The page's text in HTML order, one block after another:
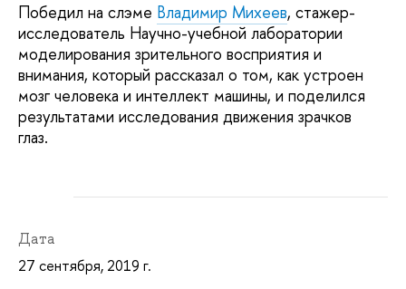
Победил на слэме Владимир Михеев, стажер-
исследователь Научно-учебной лаборатории
моделирования зрительного восприятия и
внимания, который рассказал о том, как устроен
мозг человека и интеллект машины, и поделился
результатами исследования движения зрачков
глаз.
Дата
27 сентября, 2019 г.